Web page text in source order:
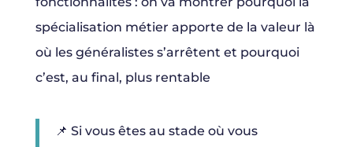
spécialisation métier apporte de la valeur là
où les généralistes s’arrêtent et pourquoi
c’est, au final, plus rentable
📌 Si vous êtes au stade où vous